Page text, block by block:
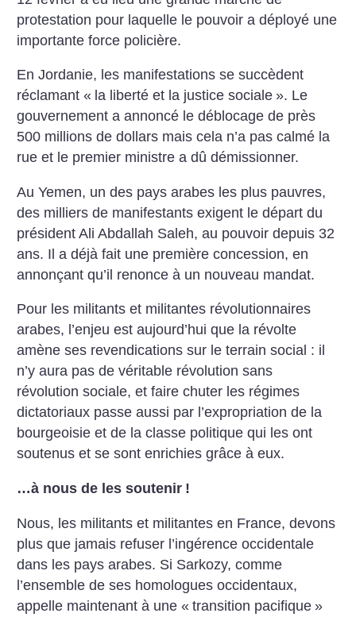
protestation pour laquelle le pouvoir a déployé une
importante force policière.
En Jordanie, les manifestations se succèdent
réclamant « la liberté et la justice sociale ». Le
gouvernement a annoncé le déblocage de près
500 millions de dollars mais cela n’a pas calmé la
rue et le premier ministre a dû démissionner.
Au Yemen, un des pays arabes les plus pauvres,
des milliers de manifestants exigent le départ du
président Ali Abdallah Saleh, au pouvoir depuis 32
ans. Il a déjà fait une première concession, en
annonçant qu’il renonce à un nouveau mandat.
Pour les militants et militantes révolutionnaires
arabes, l’enjeu est aujourd’hui que la révolte
amène ses revendications sur le terrain social : il
n’y aura pas de véritable révolution sans
révolution sociale, et faire chuter les régimes
dictatoriaux passe aussi par l’expropriation de la
bourgeoisie et de la classe politique qui les ont
soutenus et se sont enrichies grâce à eux.
…à nous de les soutenir !
Nous, les militants et militantes en France, devons
plus que jamais refuser l’ingérence occidentale
dans les pays arabes. Si Sarkozy, comme
l’ensemble de ses homologues occidentaux,
appelle maintenant à une « transition pacifique »